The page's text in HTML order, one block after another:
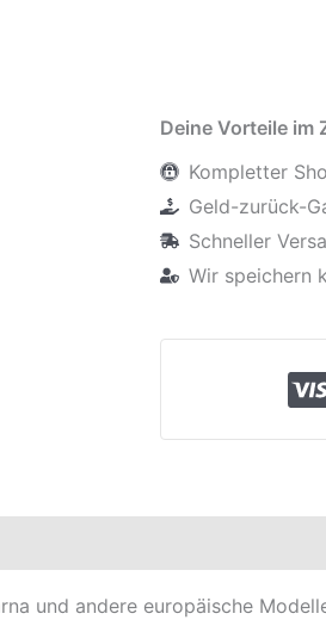
Deine Vorteile im
Kompletter
Geld-zurück-
Schneller
Wir speichern
und andere europäische